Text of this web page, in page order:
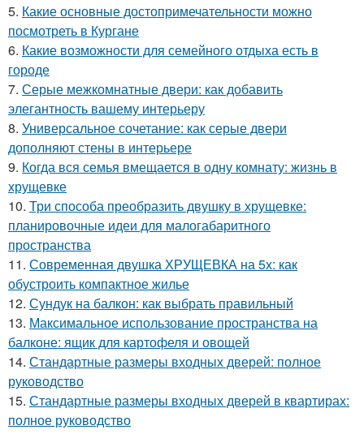
5. Какие основные достопримечательности можно
посмотреть в Кургане
6. Какие возможности для семейного отдыха есть в
городе
7. Серые межкомнатные двери: как добавить
элегантность вашему интерьеру
8. Универсальное сочетание: как серые двери
дополняют стены в интерьере
9. Когда вся семья вмещается в одну комнату: жизнь в
хрущевке
10. Три способа преобразить двушку в хрущевке:
планировочные идеи для малогабаритного
пространства
11. Современная двушка ХРУЩЕВКА на 5х: как
обустроить компактное жилье
12. Сундук на балкон: как выбрать правильный
13. Максимальное использование пространства на
балконе: ящик для картофеля и овощей
14. Стандартные размеры входных дверей: полное
руководство
15. Стандартные размеры входных дверей в квартирах:
полное руководство